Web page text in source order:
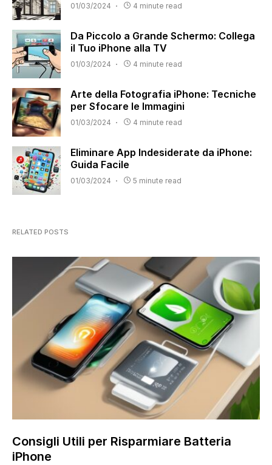
01/03/2024 4 minute read
Da Piccolo a Grande Schermo: Collega
il Tuo iPhone alla TV
01/03/2024 4 minute read
Arte della Fotografia iPhone: Tecniche
per Sfocare le Immagini
01/03/2024 4 minute read
Eliminare App Indesiderate da iPhone:
Guida Facile
01/03/2024 5 minute read
RELATED POSTS
Consigli Utili per Risparmiare Batteria
iPhone